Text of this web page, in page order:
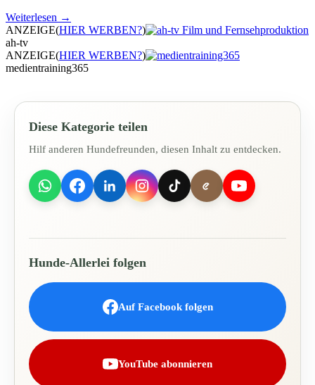
Weiterlesen →
ANZEIGE(HIER WERBEN?)
ah-tv
ANZEIGE(HIER WERBEN?)
medientraining365
Diese Kategorie teilen
Hilf anderen Hundefreunden, diesen Inhalt zu entdecken.
Hunde-Allerlei folgen
Auf Facebook folgen
YouTube abonnieren